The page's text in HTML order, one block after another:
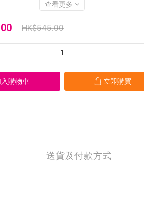
查看更多
HK$545.00
入購物車 立即購買
送貨及付款方式